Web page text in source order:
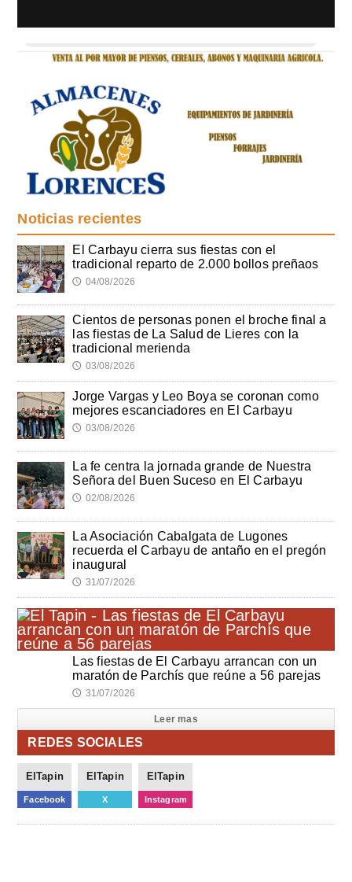
Noticias recientes
El Carbayu cierra sus fiestas con el
tradicional reparto de 2.000 bollos preñaos
🕔 04/08/2026
Cientos de personas ponen el broche final a
las fiestas de La Salud de Lieres con la
tradicional merienda
🕔 03/08/2026
Jorge Vargas y Leo Boya se coronan como
mejores escanciadores en El Carbayu
🕔 03/08/2026
La fe centra la jornada grande de Nuestra
Señora del Buen Suceso en El Carbayu
🕔 02/08/2026
La Asociación Cabalgata de Lugones
recuerda el Carbayu de antaño en el pregón
inaugural
🕔 31/07/2026
Las fiestas de El Carbayu arrancan con un
maratón de Parchís que reúne a 56 parejas
🕔 31/07/2026
Leer mas
REDES SOCIALES
ElTapin
Facebook
ElTapin
X
ElTapin
Instagram